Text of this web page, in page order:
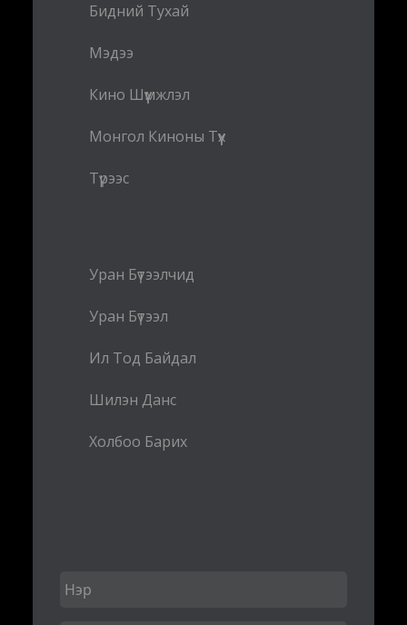
Бидний Тухай
Мэдээ
Кино Шүүмжлэл
Монгол Киноны Түүх
Түрээс
Уран Бүтээлчид
Уран Бүтээл
Ил Тод Байдал
Шилэн Данс
Холбоо Барих